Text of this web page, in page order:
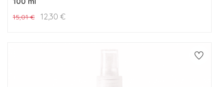
15,01€ 12,30 €